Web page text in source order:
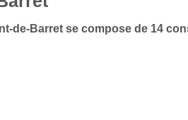
de-Barret se compose de 14